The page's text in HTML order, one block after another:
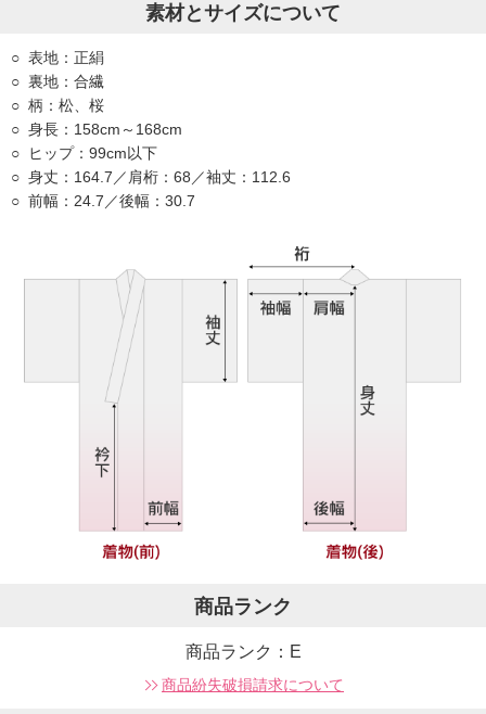
素材とサイズについて
表地：正絹
裏地：合繊
柄：松、桜
身長：158cm～168cm
ヒップ：99cm以下
身丈：164.7／肩桁：68／袖丈：112.6
前幅：24.7／後幅：30.7
商品ランク
商品ランク：E
商品紛失破損請求について